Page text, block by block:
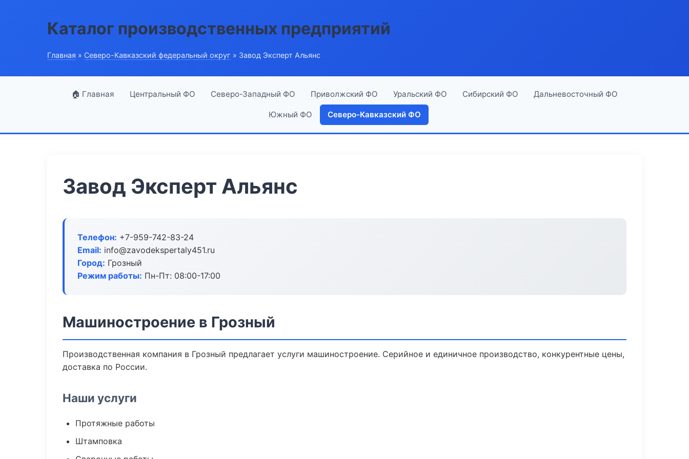
Каталог производственных предприятий
Главная » Северо-Кавказский федеральный округ » Завод Эксперт Альянс
🏠 Главная Центральный ФО Северо-Западный ФО Приволжский ФО Уральский ФО Сибирский ФО Дальневосточный ФО
Южный ФО Северо-Кавказский ФО
Завод Эксперт Альянс
Телефон: +7-959-742-83-24
Email: info@zavodekspertaly451.ru
Город: Грозный
Режим работы: Пн-Пт: 08:00-17:00
Машиностроение в Грозный
Производственная компания в Грозный предлагает услуги машиностроение. Серийное и единичное производство, конкурентные цены,
доставка по России.
Наши услуги
Протяжные работы
Штамповка